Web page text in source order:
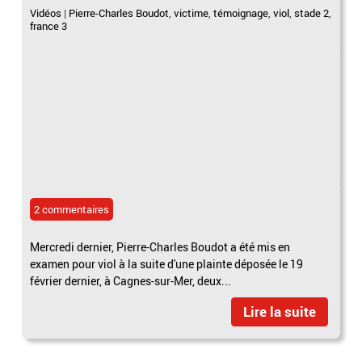
Vidéos | Pierre-Charles Boudot,victime,témoignage,viol,stade 2,
france 3
2 commentaires
Mercredi dernier, Pierre-Charles Boudot a été mis en
examen pour viol à la suite d'une plainte déposée le 19
février dernier, à Cagnes-sur-Mer, deux...
Lire la suite